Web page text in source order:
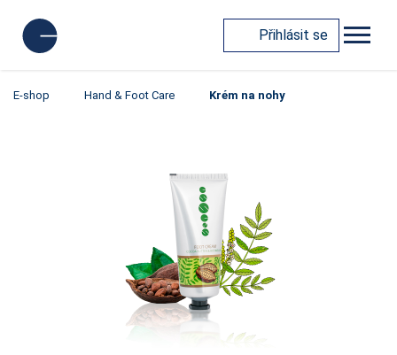
Přihlásit se
E-shop Hand & Foot Care Krém na nohy